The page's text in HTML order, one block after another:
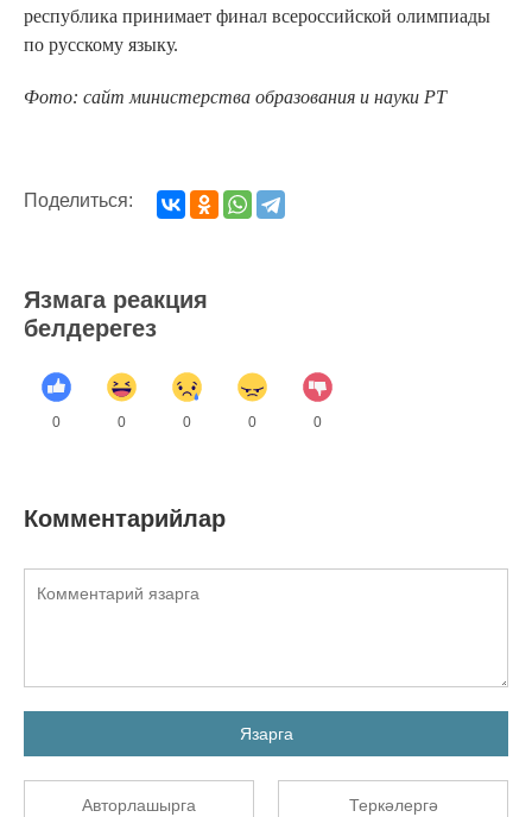
республика принимает финал всероссийской олимпиады
по русскому языку.
Фото: сайт министерства образования и науки РТ
Поделиться:
Язмага реакция
белдерегез
0 0 0 0 0
Комментарийлар
Язарга
Авторлашырга Теркәлергә